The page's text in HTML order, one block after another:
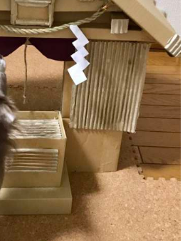
閉じる
ロー
pecocats
ねこ部をフォロー
アプリで開く
リをダウンロードする